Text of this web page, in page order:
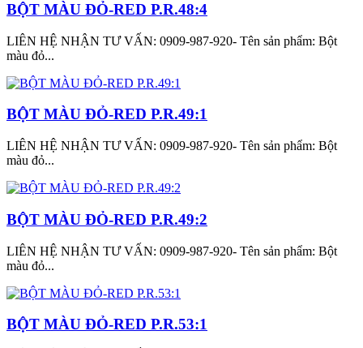
BỘT MÀU ĐỎ-RED P.R.48:4
LIÊN HỆ NHẬN TƯ VẤN: 0909-987-920- Tên sản phẩm: Bột
màu đỏ...
BỘT MÀU ĐỎ-RED P.R.49:1
LIÊN HỆ NHẬN TƯ VẤN: 0909-987-920- Tên sản phẩm: Bột
màu đỏ...
BỘT MÀU ĐỎ-RED P.R.49:2
LIÊN HỆ NHẬN TƯ VẤN: 0909-987-920- Tên sản phẩm: Bột
màu đỏ...
BỘT MÀU ĐỎ-RED P.R.53:1